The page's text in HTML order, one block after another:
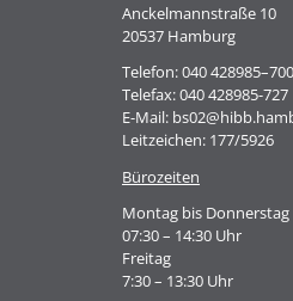
Anckelmannstraße 10
20537 Hamburg
Telefon:040 428985–700
Telefax: 040 428985-727
E-Mail:
Leitzeichen: 177/5926
Bürozeiten
Montag bis Donnerstag
07:30 – 14:30 Uhr
Freitag
7:30 – 13:30 Uhr